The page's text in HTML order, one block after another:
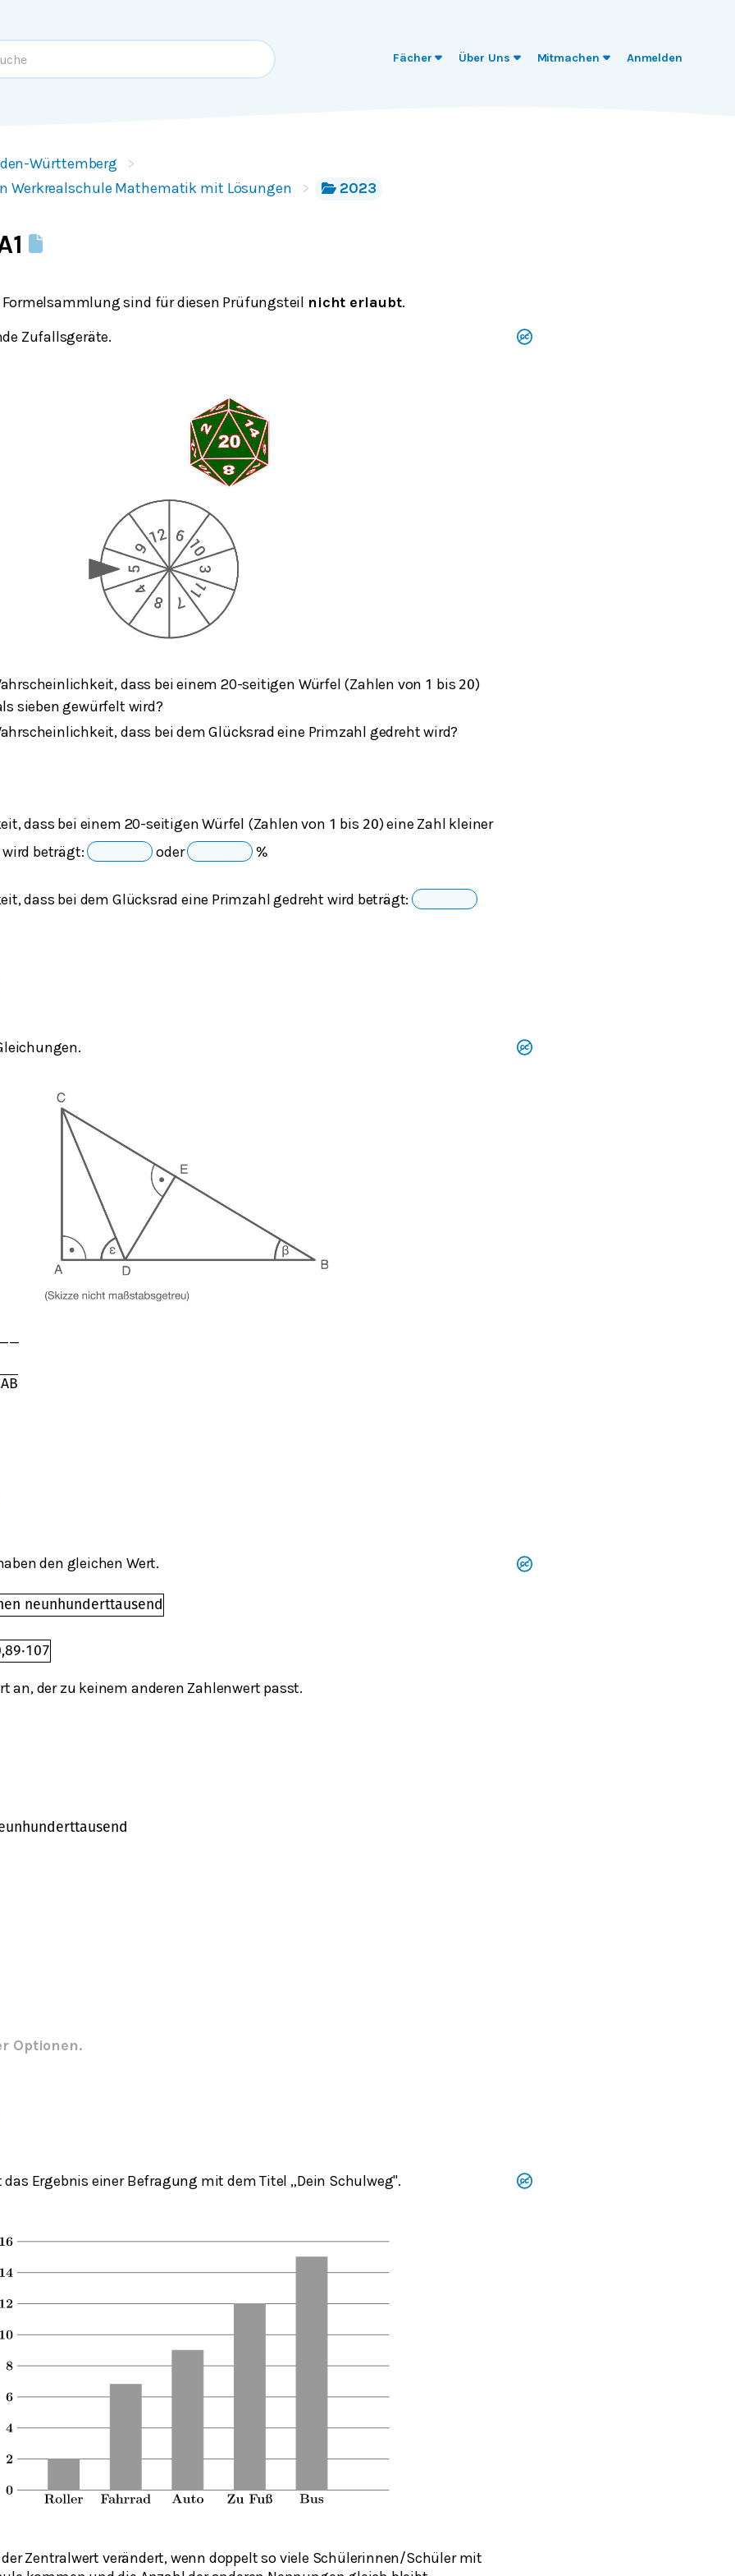
Fächer Über Uns Mitmachen Anmelden
Württemberg
Werkrealschule Mathematik mit Lösungen
2023
Formelsammlung sind für diesen Prüfungsteil nicht erlaubt.
Zufallsgeräte.
dass bei einem 20-seitigen Würfel (Zahlen von 1 bis 20)
sieben gewürfelt wird?
dass bei dem Glücksrad eine Primzahl gedreht wird?
dass bei einem 20-seitigen Würfel (Zahlen von 1 bis 20) eine Zahl kleiner
wird beträgt:
oder %
dass bei dem Glücksrad eine Primzahl gedreht wird beträgt:
AB
den gleichen Wert.
neunhunderttausend
⋅107
an, der zu keinem anderen Zahlenwert passt.
Optionen.
Ergebnis einer Befragung mit dem Titel „Dein Schulweg".
Zentralwert verändert, wenn doppelt so viele Schülerinnen/Schüler mit